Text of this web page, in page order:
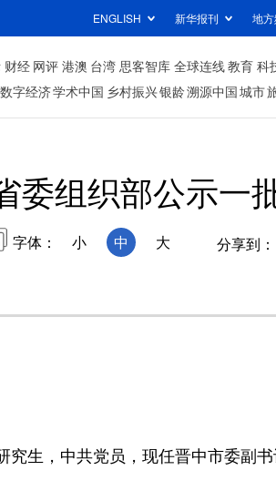
ENGLISH 新华报刊 地
财经 网评 港澳 台湾 思客智库 全球连线教育 科
数字经济学术中国 乡村振兴银龄溯源中国城市
委组织部公示一
字体： 小 中 大 分享到：
，中共党员，现任晋中市委副书